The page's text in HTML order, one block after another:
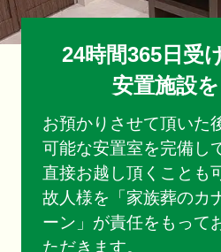
24時間365日受
安置施設
お預かりさせて頂いた
可能な安置室を完備し
直接お越し頂くことも
故人様を「家族葬のカ
ーン」が責任をもって
ただきます。